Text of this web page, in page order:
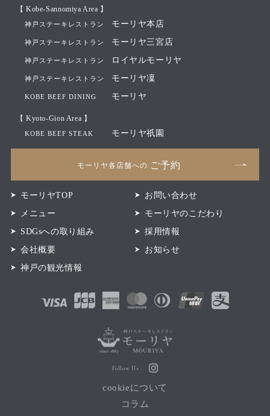
【 Kobe-Sannomiya Area 】
神戸ステーキレストラン モーリヤ本店
神戸ステーキレストラン モーリヤ三宮店
神戸ステーキレストラン ロイヤルモーリヤ
神戸ステーキレストラン モーリヤ凜
KOBE BEEF DINING モーリヤ
【 Kyoto-Gion Area 】
KOBE BEEF STEAK モーリヤ祇園
モーリヤ各店舗への ご予約
モーリヤTOP
お問い合わせ
メニュー
モーリヤのこだわり
SDGsへの取り組み
採用情報
会社概要
お知らせ
神戸の観光情報
Follow Us :
cookieについて
コラム